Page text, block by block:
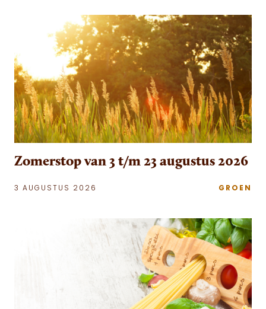
Zomerstop van 3 t/m 23 augustus 2026
3 AUGUSTUS 2026 GROEN